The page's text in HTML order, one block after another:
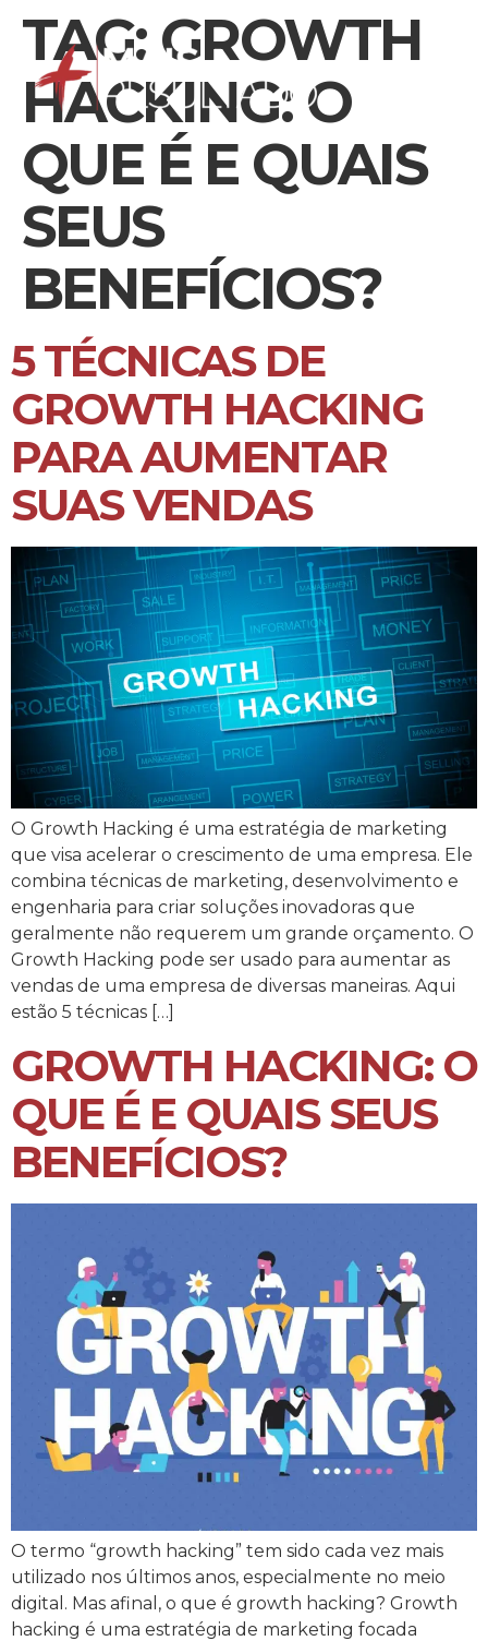
TAG: GROWTH
HACKING: O
QUE É E QUAIS
SEUS
BENEFÍCIOS?
5 TÉCNICAS DE
GROWTH HACKING
PARA AUMENTAR
SUAS VENDAS
O Growth Hacking é uma estratégia de marketing
que visa acelerar o crescimento de uma empresa. Ele
combina técnicas de marketing, desenvolvimento e
engenharia para criar soluções inovadoras que
geralmente não requerem um grande orçamento. O
Growth Hacking pode ser usado para aumentar as
vendas de uma empresa de diversas maneiras. Aqui
estão 5 técnicas […]
GROWTH HACKING: O
QUE É E QUAIS SEUS
BENEFÍCIOS?
O termo “growth hacking” tem sido cada vez mais
utilizado nos últimos anos, especialmente no meio
digital. Mas afinal, o que é growth hacking? Growth
hacking é uma estratégia de marketing focada